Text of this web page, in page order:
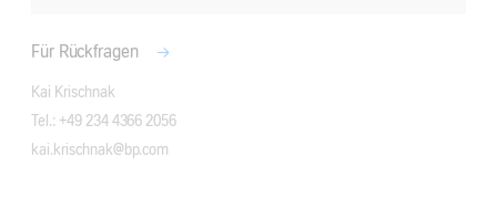
Für Rückfragen
Kai Krischnak
Tel.: +49 234 4366 2056